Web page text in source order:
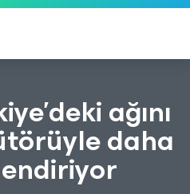
etkilenen
rehberliğiağını
daha